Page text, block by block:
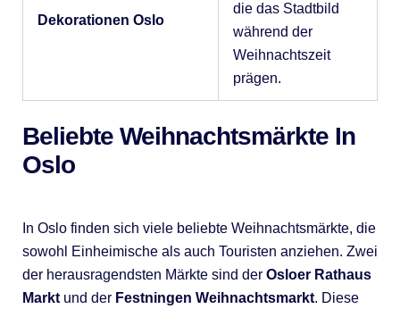
Dekorationen Oslo
die das Stadtbild
während der
Weihnachtszeit
prägen.
Beliebte Weihnachtsmärkte In
Oslo
In Oslo finden sich viele beliebte Weihnachtsmärkte, die
sowohl Einheimische als auch Touristen anziehen. Zwei
der herausragendsten Märkte sind der Osloer Rathaus
Marktund der Festningen Weihnachtsmarkt. Diese